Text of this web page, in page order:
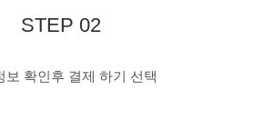
STEP 02
보 확인후 결제 하기 선택